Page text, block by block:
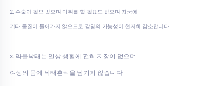
2. 수술이 필요 없으며 마취를 할 필요도 없으며 자궁에
기타 물질이 들어가지 않으므로 감염의 가능성이 현저히 감소합니다
3. 약물낙태는 일상 생활에 전혀 지장이 없으며
여성의 몸에 낙태흔적을 남기지 않습니다